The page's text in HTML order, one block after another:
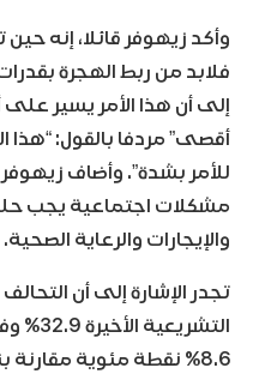
وأكد زيهوفر قائلا، إنه حين
فلابد من ربط الهجرة
إلى أن هذا الأمر يسير
أقصى” مردفا بالقول: “هذا
للأمر بشدة”. وأضاف
مشكلات اجتماعية يجب
والإيجارات والرعاية الصحية.
تجدر الإشارة إلى أن
8.6% نقطة مئوية